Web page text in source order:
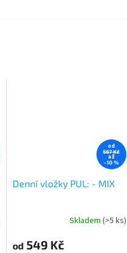
od
567 Kč
až
–10 %
Denní vložky PUL: - MIX
produktu
Skladem (>5 ks)
od 549 Kč